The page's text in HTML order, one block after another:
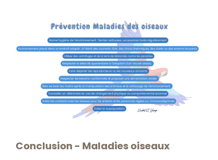
Conclusion - Maladies oiseaux